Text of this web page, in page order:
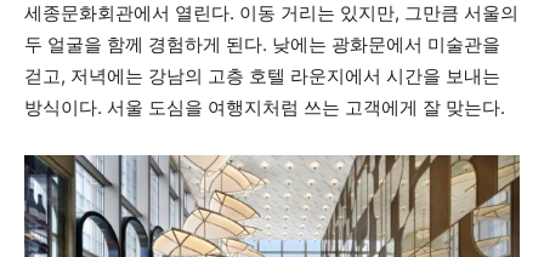
세종문화회관에서 열린다. 이동 거리는 있지만, 그만큼 서울의
두 얼굴을 함께 경험하게 된다. 낮에는 광화문에서 미술관을
걷고, 저녁에는 강남의 고층 호텔 라운지에서 시간을 보내는
방식이다. 서울 도심을 여행지처럼 쓰는 고객에게 잘 맞는다.